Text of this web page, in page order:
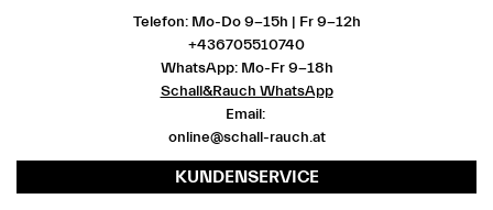
Telefon: Mo-Do 9-15h | Fr 9-12h
+436705510740
WhatsApp: Mo-Fr 9-18h
Schall&Rauch WhatsApp
Email:
online@schall-rauch.at
KUNDENSERVICE